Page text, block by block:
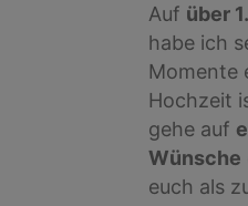
Auf über
habe ich
Momente
Hochzeit
gehe auf
Wünsche
euch als